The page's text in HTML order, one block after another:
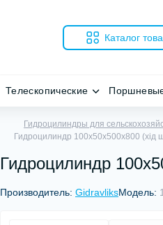
Каталог
Телескопические
Гидроцилиндры для
Гидроцилиндр 100х50х500х800
Гидроцилиндр
Производитель: GidravliksМодель: